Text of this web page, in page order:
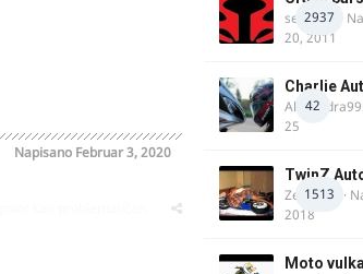
Napisano Februar 3, 2020
2937
seba011 ·
20, 2011
42
Charlie
25
1513
TwinZ
Zeljkamp ·
2018
Moto